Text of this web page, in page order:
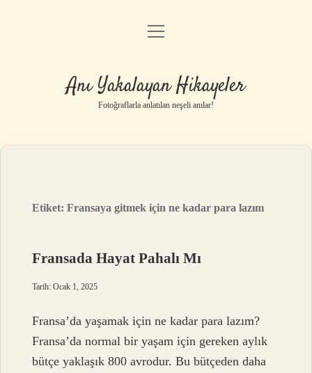
Anasayfa
Yasal Uyarı
menüyü
Anı Yakalayan Hikayeler
Fotoğraflarla anlatılan neşeli anılar!
Etiket:Fransaya gitmek için ne kadar para lazım
Fransada Hayat Pahalı Mı
Tarih: Ocak 1, 2025
Fransa’da yaşamak için ne kadar para lazım?
Fransa’da normal bir yaşam için gereken aylık
bütçe yaklaşık 800 avrodur. Bu bütçeden daha